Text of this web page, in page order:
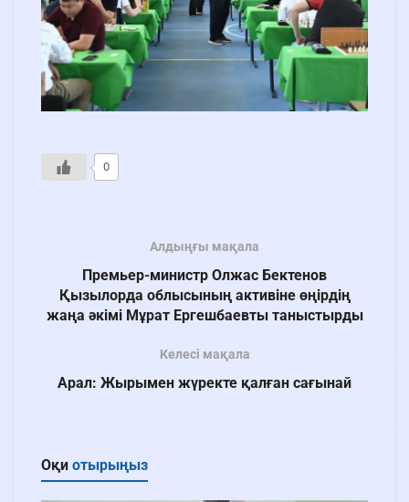
0
Алдыңғы мақала
Премьер-министр Олжас Бектенов
Қызылорда облысының активіне өңірдің
жаңа әкімі Мұрат Ергешбаевты таныстырды
Келесі мақала
Арал: Жырымен жүректе қалған сағынай
Оқи отырыңыз